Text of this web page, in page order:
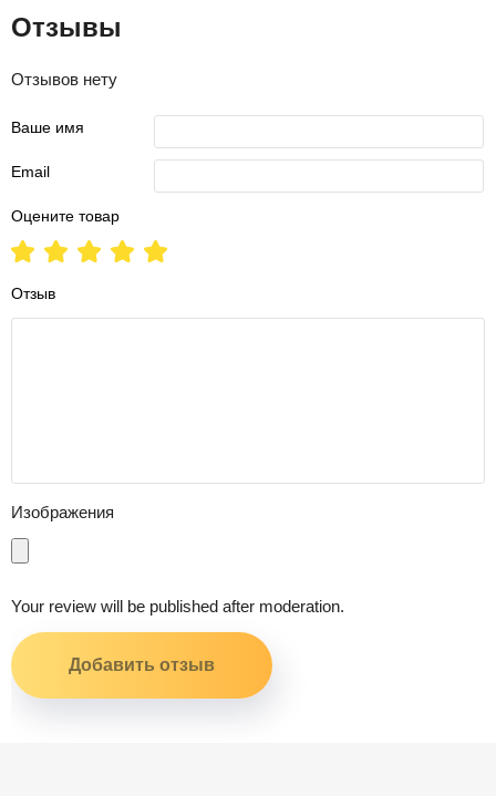
Отзывы
Отзывов нету
Ваше имя
Email
Оцените товар
Отзыв
Изображения
Your review will be published after moderation.